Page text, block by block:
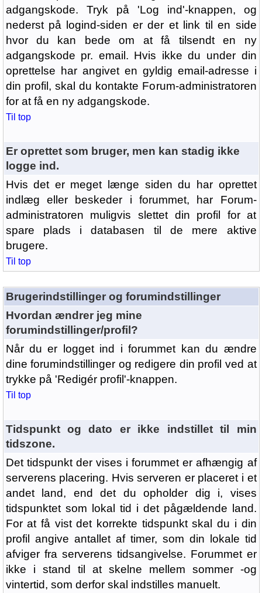
adgangskode. Tryk på 'Log ind'-knappen, og
nederst på logind-siden er der et link til en side
hvor du kan bede om at få tilsendt en ny
adgangskode pr. email. Hvis ikke du under din
oprettelse har angivet en gyldig email-adresse i
din profil, skal du kontakte Forum-administratoren
for at få en ny adgangskode.
Til top
Er oprettet som bruger, men kan stadig ikke
logge ind.
Hvis det er meget længe siden du har oprettet
indlæg eller beskeder i forummet, har Forum-
administratoren muligvis slettet din profil for at
spare plads i databasen til de mere aktive
brugere.
Til top
Brugerindstillinger og forumindstillinger
Hvordan ændrer jeg mine
forumindstillinger/profil?
Når du er logget ind i forummet kan du ændre
dine forumindstillinger og redigere din profil ved at
trykke på 'Redigér profil'-knappen.
Til top
Tidspunkt og dato er ikke indstillet til min
tidszone.
Det tidspunkt der vises i forummet er afhængig af
serverens placering. Hvis serveren er placeret i et
andet land, end det du opholder dig i, vises
tidspunktet som lokal tid i det pågældende land.
For at få vist det korrekte tidspunkt skal du i din
profil angive antallet af timer, som din lokale tid
afviger fra serverens tidsangivelse. Forummet er
ikke i stand til at skelne mellem sommer -og
vintertid, som derfor skal indstilles manuelt.